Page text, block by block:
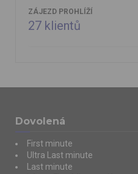
ZÁJEZD PROHLÍŽÍ
27 klientů
Dovolená
First minute
Ultra Last minute
Last minute